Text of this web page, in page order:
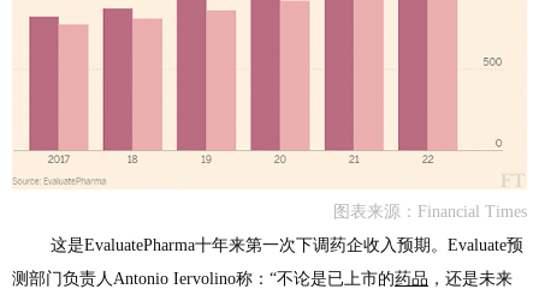
图表来源：Financial Times
这是EvaluatePharma十年来第一次下调药企收入预期。Evaluate预
测部门负责人Antonio Iervolino称：“不论是已上市的药品 ，还是未来